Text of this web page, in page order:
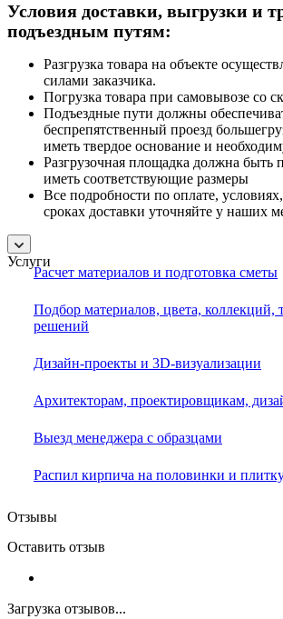
Условия доставки, выгрузки и
подъездным путям:
Разгрузка товара на объекте
силами заказчика.
Погрузка товара при самовывозе со
Подъездные пути должны
беспрепятственный проезд
иметь твердое основание и
Разгрузочная площадка должна быть
иметь соответствующие размеры
Все подробности по оплате,
сроках доставки уточняйте у наших
Услуги
Расчет материалов и подготовка сметы
Подбор материалов, цвета, коллекций,
решений
Дизайн-проекты и 3D-визуализации
Архитекторам, проектировщикам,
Выезд менеджера с образцами
Распил кирпича на половинки и
Отзывы
Оставить отзыв
Загрузка отзывов...